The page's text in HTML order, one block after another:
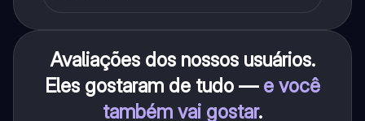
Avaliações dos nossos usuários.
Eles gostaram de tudo — e você
também vai gostar.